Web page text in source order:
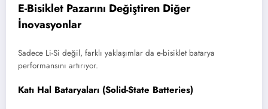
E-Bisiklet Pazarını Değiştiren Diğer
İnovasyonlar
Sadece Li-Si değil, farklı yaklaşımlar da e-bisiklet batarya
performansını artırıyor.
Katı Hal Bataryaları (Solid-State Batteries)